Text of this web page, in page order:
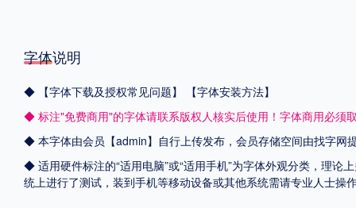
字体说明
◆ 【字体下载及授权常见问题】
【字体安装方法】
◆ 标注"免费商用"的字体请联系版权人核实后使用！字体商用必须
◆ 本字体由会员【admin】自行上传发布，会员存储空间由找字网
◆ 适用硬件标注的“适用电脑”或“适用手机”为字体外观分类，理论
统上进行了测试，装到手机等移动设备或其他系统需请专业人士